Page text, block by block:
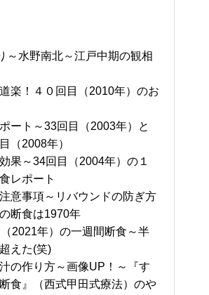
～水野南北～江戸中期の観相
楽！４０回目（2010年）のお
ート～33回目（2003年）と
（2008年）
果～34回目（2004年）の１
レポート
意事項～リバウンドの防ぎ方
断食は1970年
2021年）の一週間断食～半
えた(笑)
の作り方～画像UP！～『す
食』（西式甲田式療法）のや